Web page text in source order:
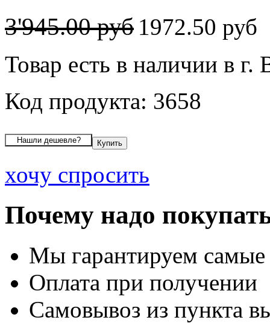
3'945.00 руб 1972.50 руб
Товар есть в наличии в г.
Код продукта: 3658
хочу спросить
Почему надо
Мы гарантируем
Оплата при получении
Самовывоз из пункта